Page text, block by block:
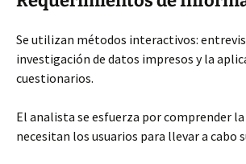
Se utilizan métodos interactivos:
investigación de datos impresos y la
cuestionarios.
El analista se esfuerza por comprender
necesitan los usuarios para llevar a cabo